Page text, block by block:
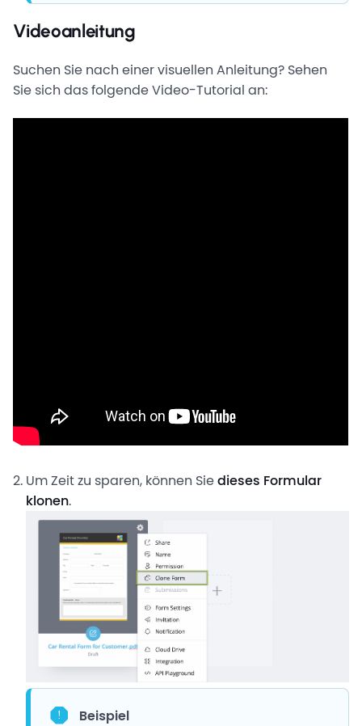
Videoanleitung
Suchen Sie nach einer visuellen Anleitung? Sehen
Sie sich das folgende Video-Tutorial an:
Um Zeit zu sparen, können Siedieses Formular
klonen.
Beispiel